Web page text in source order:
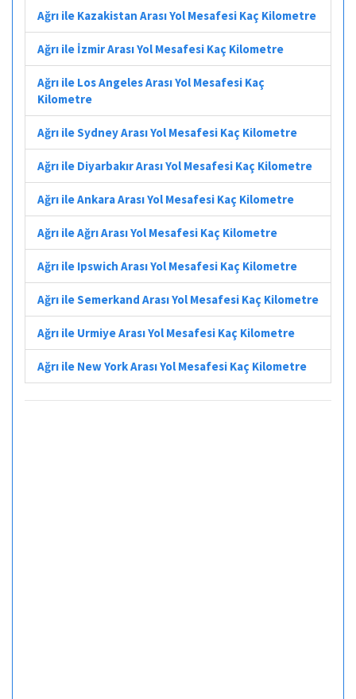
Ağrı ile Kazakistan Arası Yol Mesafesi Kaç Kilometre
Ağrı ile İzmir Arası Yol Mesafesi Kaç Kilometre
Ağrı ile Los Angeles Arası Yol Mesafesi Kaç
Kilometre
Ağrı ile Sydney Arası Yol Mesafesi Kaç Kilometre
Ağrı ile Diyarbakır Arası Yol Mesafesi Kaç Kilometre
Ağrı ile Ankara Arası Yol Mesafesi Kaç Kilometre
Ağrı ile Ağrı Arası Yol Mesafesi Kaç Kilometre
Ağrı ile Ipswich Arası Yol Mesafesi Kaç Kilometre
Ağrı ile Semerkand Arası Yol Mesafesi Kaç Kilometre
Ağrı ile Urmiye Arası Yol Mesafesi Kaç Kilometre
Ağrı ile New York Arası Yol Mesafesi Kaç Kilometre